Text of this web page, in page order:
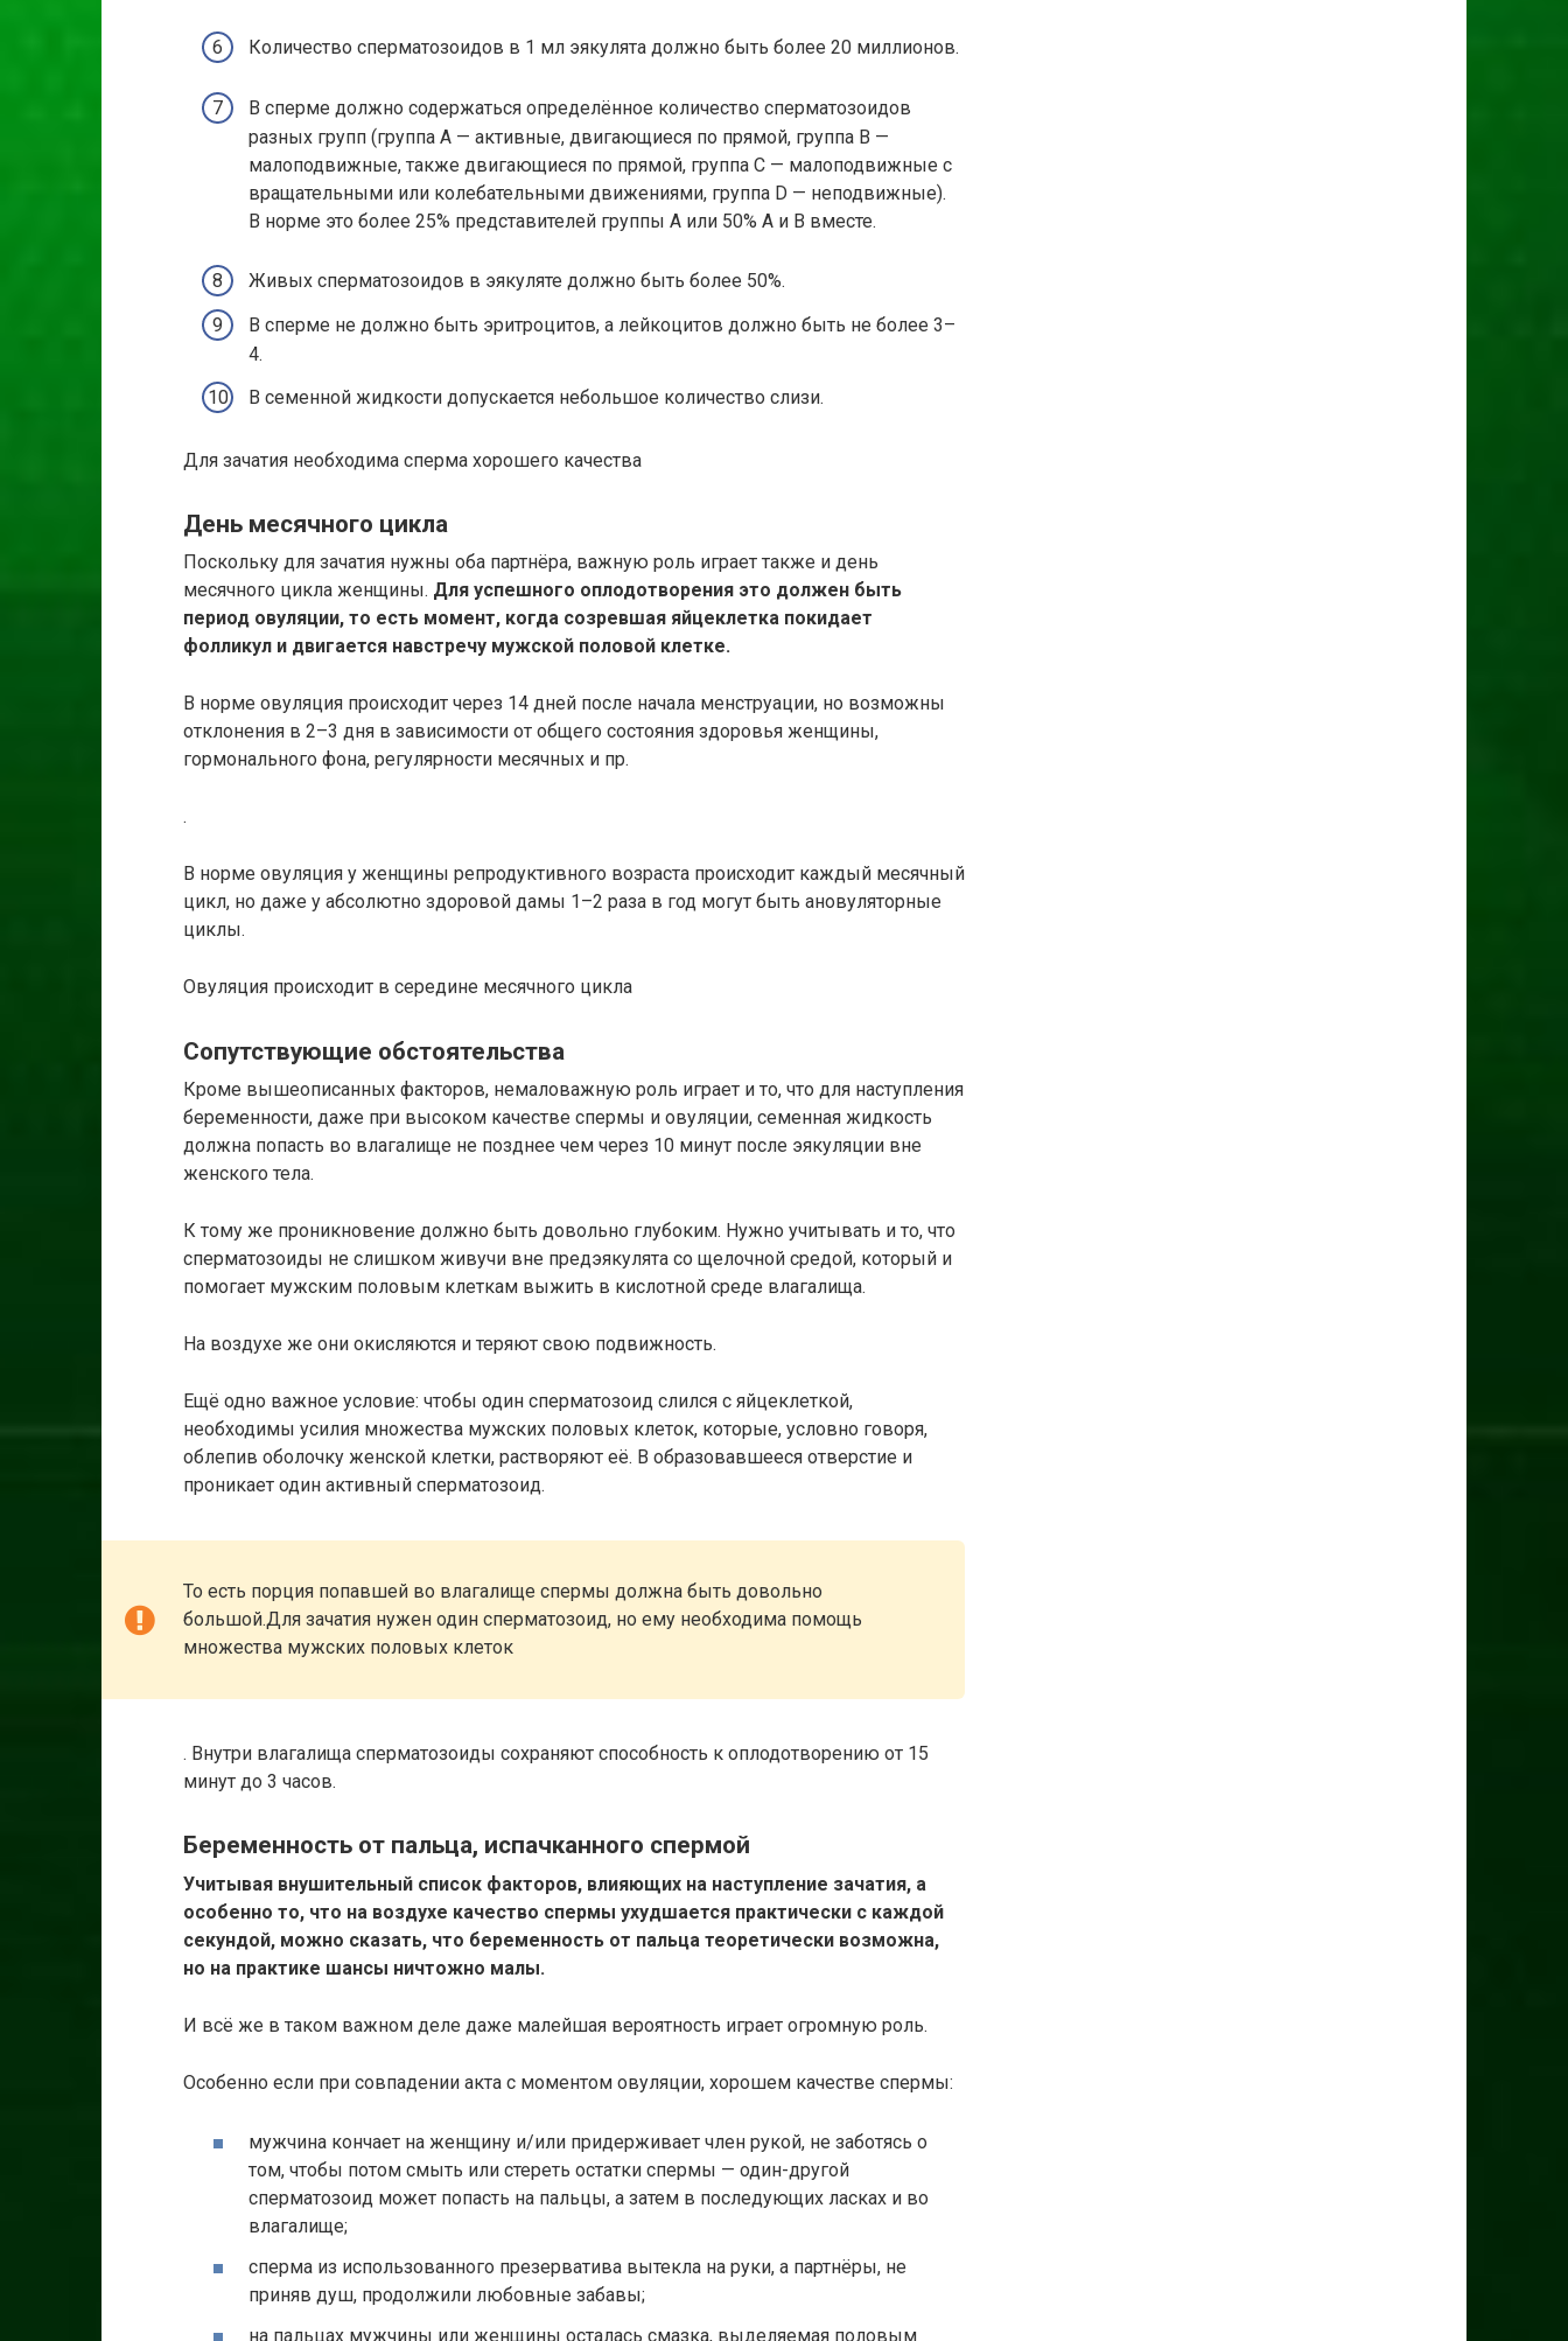
Количество сперматозоидов в 1 мл эякулята должно быть более 20 миллионов.
В сперме должно содержаться определённое количество сперматозоидов
разных групп (группа А — активные, двигающиеся по прямой, группа В —
малоподвижные, также двигающиеся по прямой, группа С — малоподвижные с
вращательными или колебательными движениями, группа D — неподвижные).
В норме это более 25% представителей группы А или 50% А и В вместе.
Живых сперматозоидов в эякуляте должно быть более 50%.
В сперме не должно быть эритроцитов, а лейкоцитов должно быть не более 3–
4.
В семенной жидкости допускается небольшое количество слизи.
Для зачатия необходима сперма хорошего качества
День месячного цикла
Поскольку для зачатия нужны оба партнёра, важную роль играет также и день
месячного цикла женщины. Для успешного оплодотворения это должен быть
период овуляции, то есть момент, когда созревшая яйцеклетка покидает
фолликул и двигается навстречу мужской половой клетке.
В норме овуляция происходит через 14 дней после начала менструации, но возможны
отклонения в 2–3 дня в зависимости от общего состояния здоровья женщины,
гормонального фона, регулярности месячных и пр.
.
В норме овуляция у женщины репродуктивного возраста происходит каждый месячный
цикл, но даже у абсолютно здоровой дамы 1–2 раза в год могут быть ановуляторные
циклы.
Овуляция происходит в середине месячного цикла
Сопутствующие обстоятельства
Кроме вышеописанных факторов, немаловажную роль играет и то, что для наступления
беременности, даже при высоком качестве спермы и овуляции, семенная жидкость
должна попасть во влагалище не позднее чем через 10 минут после эякуляции вне
женского тела.
К тому же проникновение должно быть довольно глубоким. Нужно учитывать и то, что
сперматозоиды не слишком живучи вне предэякулята со щелочной средой, который и
помогает мужским половым клеткам выжить в кислотной среде влагалища.
На воздухе же они окисляются и теряют свою подвижность.
Ещё одно важное условие: чтобы один сперматозоид слился с яйцеклеткой,
необходимы усилия множества мужских половых клеток, которые, условно говоря,
облепив оболочку женской клетки, растворяют её. В образовавшееся отверстие и
проникает один активный сперматозоид.
То есть порция попавшей во влагалище спермы должна быть довольно
большой.Для зачатия нужен один сперматозоид, но ему необходима помощь
множества мужских половых клеток
. Внутри влагалища сперматозоиды сохраняют способность к оплодотворению от 15
минут до 3 часов.
Беременность от пальца, испачканного спермой
Учитывая внушительный список факторов, влияющих на наступление зачатия, а
особенно то, что на воздухе качество спермы ухудшается практически с каждой
секундой, можно сказать, что беременность от пальца теоретически возможна,
но на практике шансы ничтожно малы.
И всё же в таком важном деле даже малейшая вероятность играет огромную роль.
Особенно если при совпадении акта с моментом овуляции, хорошем качестве спермы:
мужчина кончает на женщину и/или придерживает член рукой, не заботясь о
том, чтобы потом смыть или стереть остатки спермы — один-другой
сперматозоид может попасть на пальцы, а затем в последующих ласках и во
влагалище;
сперма из использованного презерватива вытекла на руки, а партнёры, не
приняв душ, продолжили любовные забавы;
на пальцах мужчины или женщины осталась смазка, выделяемая половым